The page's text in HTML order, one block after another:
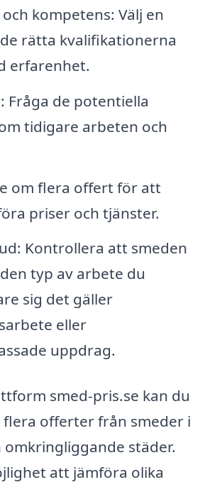
kompetens: Välj en
rätta kvalifikationerna
erfarenhet.
Fråga de potentiella
tidigare arbeten och
om flera offert för att
priser och tjänster.
Kontrollera att smeden
typ av arbete du
sig det gäller
eller
uppdrag.
smed-pris.se kan du
flera offerter från smeder i
omkringliggande städer.
att jämföra olika